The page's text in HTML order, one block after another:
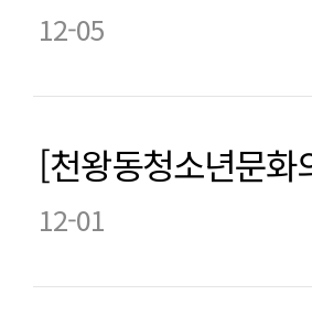
12-05
[천왕동청소년문
12-01